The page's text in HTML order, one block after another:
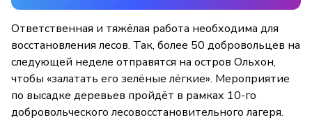
Ответственная и тяжёлая работа необходима для
восстановления лесов. Так, более 50 добровольцев на
следующей неделе отправятся на остров Ольхон,
чтобы «залатать его зелёные лёгкие». Мероприятие
по высадке деревьев пройдёт в рамках 10-го
добровольческого лесовосстановительного лагеря.